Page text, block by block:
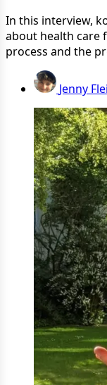
In this interview,
about health care
process and the
Jenny